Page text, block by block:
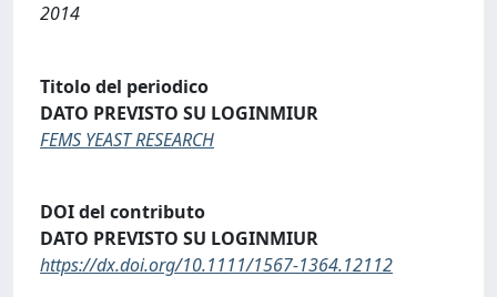
2014
Titolo del periodico
DATO PREVISTO SU LOGINMIUR
FEMS YEAST RESEARCH
DOI del contributo
DATO PREVISTO SU LOGINMIUR
https://dx.doi.org/10.1111/1567-1364.12112